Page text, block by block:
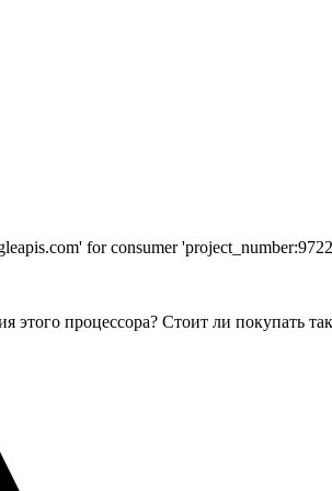
for consumer
процессора? Стоит ли покупать